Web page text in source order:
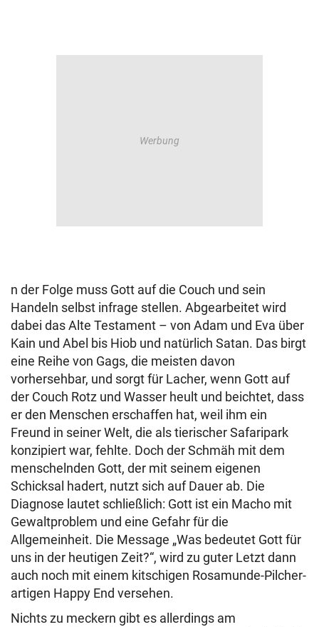
n der Folge muss Gott auf die Couch und sein
Handeln selbst infrage stellen. Abgearbeitet wird
dabei das Alte Testament – von Adam und Eva über
Kain und Abel bis Hiob und natürlich Satan. Das birgt
eine Reihe von Gags, die meisten davon
vorhersehbar, und sorgt für Lacher, wenn Gott auf
der Couch Rotz und Wasser heult und beichtet, dass
er den Menschen erschaffen hat, weil ihm ein
Freund in seiner Welt, die als tierischer Safaripark
konzipiert war, fehlte. Doch der Schmäh mit dem
menschelnden Gott, der mit seinem eigenen
Schicksal hadert, nutzt sich auf Dauer ab. Die
Diagnose lautet schließlich: Gott ist ein Macho mit
Gewaltproblem und eine Gefahr für die
Allgemeinheit. Die Message „Was bedeutet Gott für
uns in der heutigen Zeit?“, wird zu guter Letzt dann
auch noch mit einem kitschigen Rosamunde-Pilcher-
artigen Happy End versehen.
Nichts zu meckern gibt es allerdings am